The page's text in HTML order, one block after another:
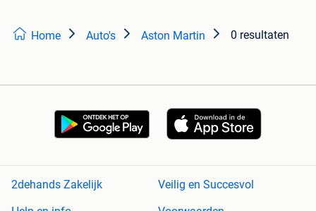
Home Auto's Aston Martin 0 resultaten
2dehands Zakelijk
Veilig en Succesvol